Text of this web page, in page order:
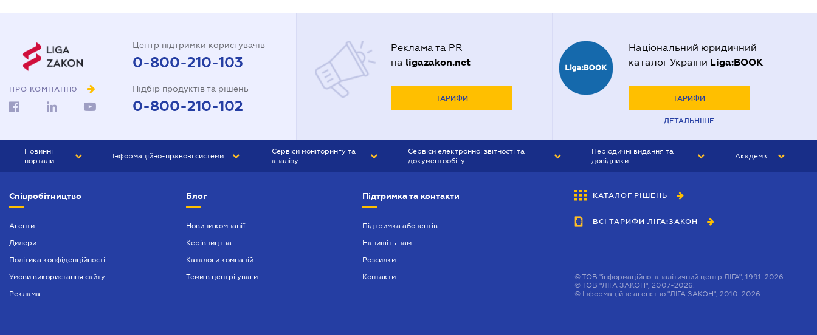
ПРО КОМПАНІЮ
Центр підтримки користувачів
0-800-210-103
Підбір продуктів та рішень
0-800-210-102
Реклама та PR
на ligazakon.net
ТАРИФИ
Національний юридичний
каталог України Liga:BOOK
ТАРИФИ
ДЕТАЛЬНІШЕ
Новинні
портали
БІЗНЕС
Інформаційно-правові системи
БУХГАЛТЕР ПРОФ
Сервіси моніторингу та
аналізу
Сервіси електронної звітності та
документообігу
Періодичні видання та
довідники
БУХГАЛТЕР&ЗАКОН
ВІСНИК МСФЗ
Академія
Співробітництво
Агенти
Дилери
Політика конфіденційності
Умови використання сайту
Реклама
Блог
Новини компанії
Керівництва
Каталоги компаній
Теми в центрі уваги
Підтримка та контакти
Підтримка абонентів
Напишіть нам
Розсилки
Контакти
КАТАЛОГ РІШЕНЬ
ВСІ ТАРИФИ ЛІГА:ЗАКОН
©ТОВ "інформаційно-аналітичний центр ЛІГА", 1991-2026.
©ТОВ "ЛІГА ЗАКОН", 2007-2026.
© Інформаційне агенство "ЛІГА:ЗАКОН", 2010-2026.